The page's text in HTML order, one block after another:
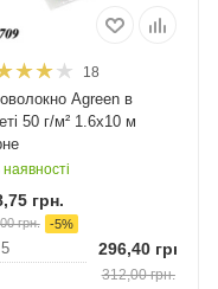
18
Agreen в
50 г/м² 1.6х10 м
наявності
грн.
грн. -5%
296,40грн.
312,00грн.